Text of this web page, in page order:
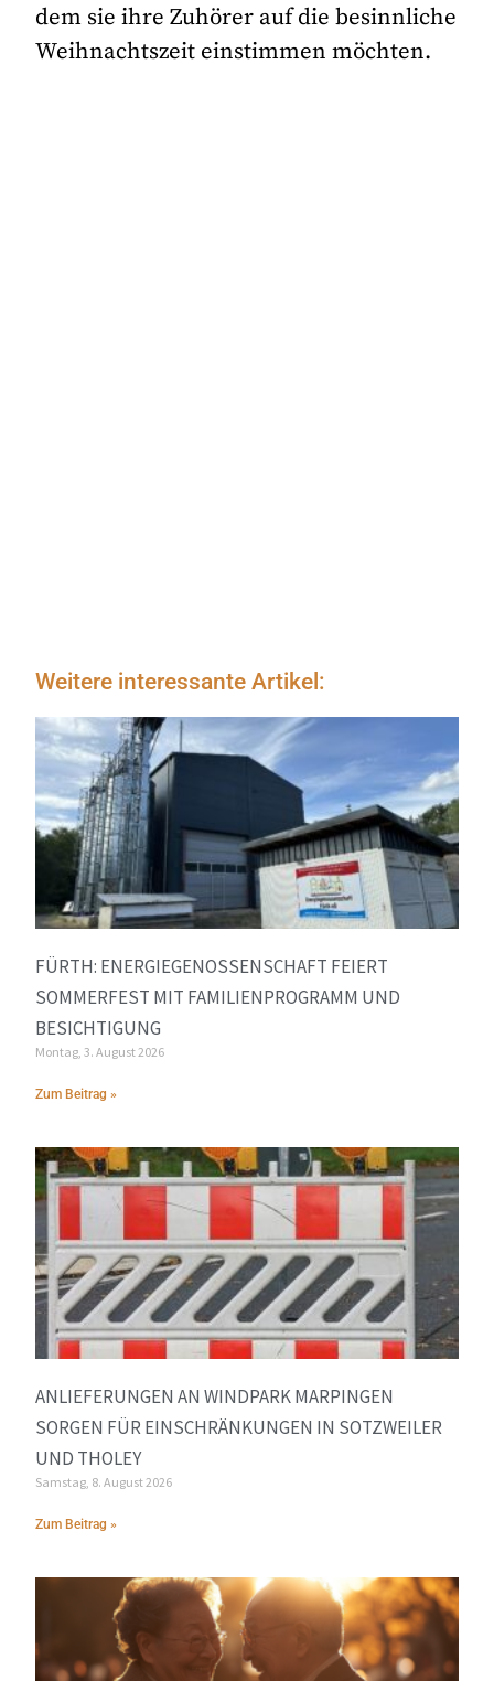
dem sie ihre Zuhörer auf die besinnliche
Weihnachtszeit einstimmen möchten.
Weitere interessante Artikel:
FÜRTH: ENERGIEGENOSSENSCHAFT FEIERT
SOMMERFEST MIT FAMILIENPROGRAMM UND
BESICHTIGUNG
Montag, 3. August 2026
Zum Beitrag »
ANLIEFERUNGEN AN WINDPARK MARPINGEN
SORGEN FÜR EINSCHRÄNKUNGEN IN SOTZWEILER
UND THOLEY
Samstag, 8. August 2026
Zum Beitrag »